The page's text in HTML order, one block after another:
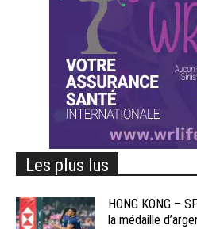
Les plus lus
HONG KONG –
la médaille